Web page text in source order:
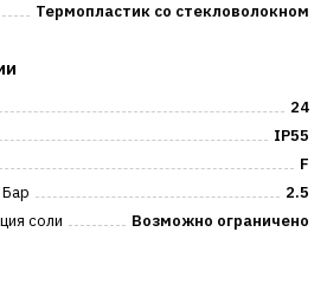
Термопластик со стекловолокном
24
IP55
F
2.5
соли
Возможно ограничено